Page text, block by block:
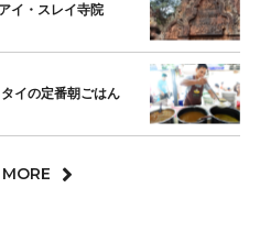
イ・スレイ寺院
イの定番朝ごはん